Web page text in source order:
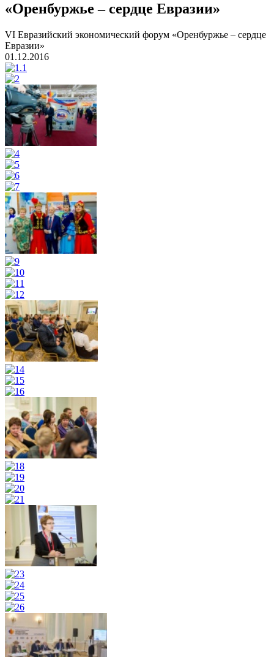
«Оренбуржье – сердце Евразии»
VI Евразийский экономический форум «Оренбуржье – сердце
Евразии»
01.12.2016